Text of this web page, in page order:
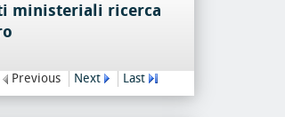
ministeriali ricerca
Previous Next Last